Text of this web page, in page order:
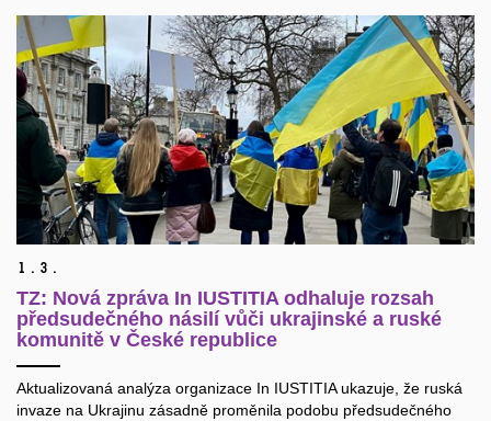
1. 3.
TZ: Nová zpráva In IUSTITIA odhaluje rozsah
předsudečného násilí vůči ukrajinské a ruské
komunitě v České republice
Aktualizovaná analýza organizace In IUSTITIA ukazuje, že ruská
invaze na Ukrajinu zásadně proměnila podobu předsudečného